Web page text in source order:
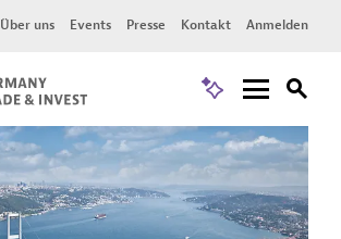
Über uns Events Presse Kontakt Anmelden